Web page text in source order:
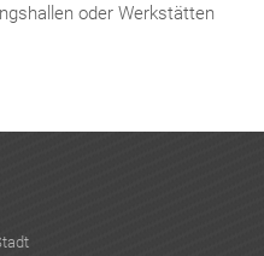
oder Werkstätten